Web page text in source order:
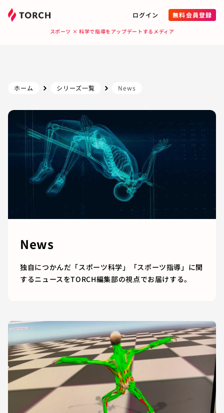
ログイン 無料会員登録
スポーツ × 科学で指導をアップデートするメディア
ホーム シリーズ一覧 News
News
独自につかんだ「スポーツ科学」「スポーツ指導」に関
するニュースをTORCH編集部の視点でお届けする。